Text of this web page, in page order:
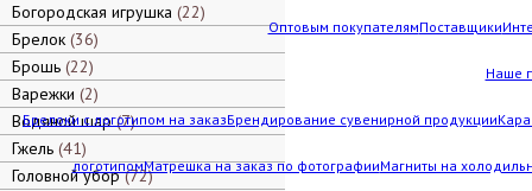
Оптовым покупателямПоставщики
Наше
Брелоки с логотипом на заказБрендирование сувенирной продукции
логотипомМатрешка на заказ по фотографииМагниты на
Богородская игрушка 22
Брелок 36
Брошь 22
Варежки 2
Водяной шар 7
Гжель 41
Головной убор 72